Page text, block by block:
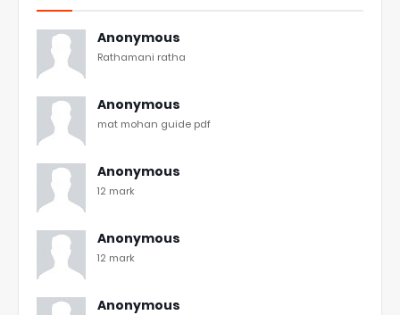
Anonymous
Rathamani ratha
Anonymous
mat mohan guide pdf
Anonymous
12 mark
Anonymous
12 mark
Anonymous